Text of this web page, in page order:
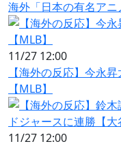
海外「日本の有名アニ
11/27 12:00
【海外の反応】今永
【MLB】
11/27 12:00